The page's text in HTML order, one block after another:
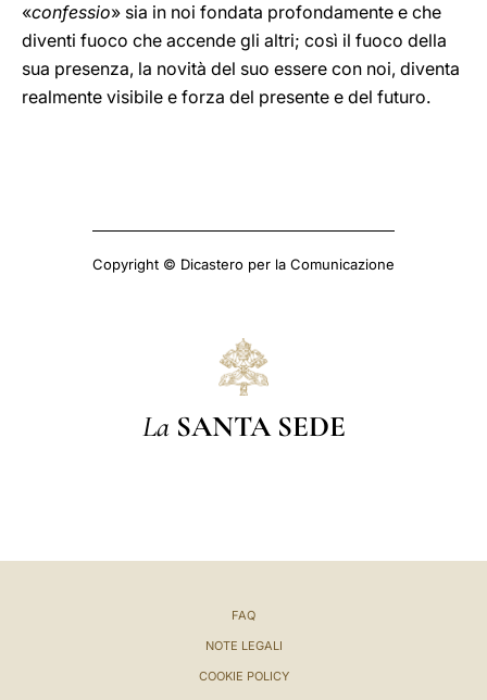
«confessio» sia in noi fondata profondamente e che
diventi fuoco che accende gli altri; così il fuoco della
sua presenza, la novità del suo essere con noi, diventa
realmente visibile e forza del presente e del futuro.
Copyright © Dicastero per la Comunicazione
La SANTA SEDE
FAQ
NOTE LEGALI
COOKIE POLICY